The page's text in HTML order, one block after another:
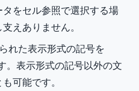
をセル参照で選択する場
えありません。
れた表示形式の記号を
。表示形式の記号以外の文
可能です。